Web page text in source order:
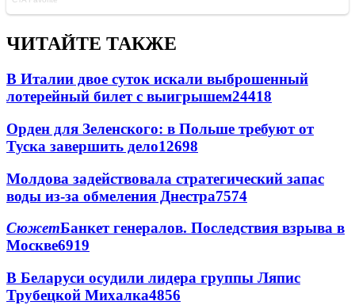
ЧИТАЙТЕ ТАКЖЕ
В Италии двое суток искали выброшенный
лотерейный билет с выигрышем24418
Орден для Зеленского: в Польше требуют от
Туска завершить дело12698
Молдова задействовала стратегический запас
воды из-за обмеления Днестра7574
СюжетБанкет генералов. Последствия взрыва в
Москве6919
В Беларуси осудили лидера группы Ляпис
Трубецкой Михалка4856